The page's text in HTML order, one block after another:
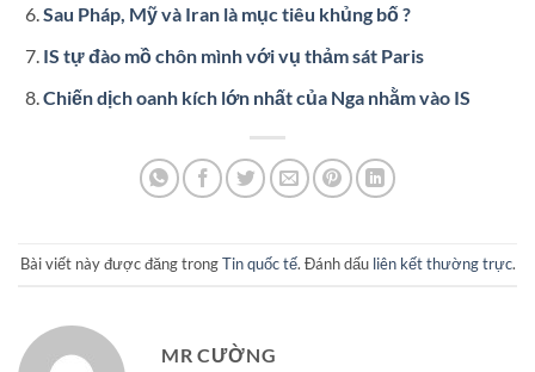
Sau Pháp, Mỹ và Iran là mục tiêu khủng bố ?
IS tự đào mồ chôn mình với vụ thảm sát Paris
Chiến dịch oanh kích lớn nhất của Nga nhằm vào IS
Bài viết này được đăng trongTin quốc tế. Đánh dấu liên kết thường trực.
MR CƯỜNG